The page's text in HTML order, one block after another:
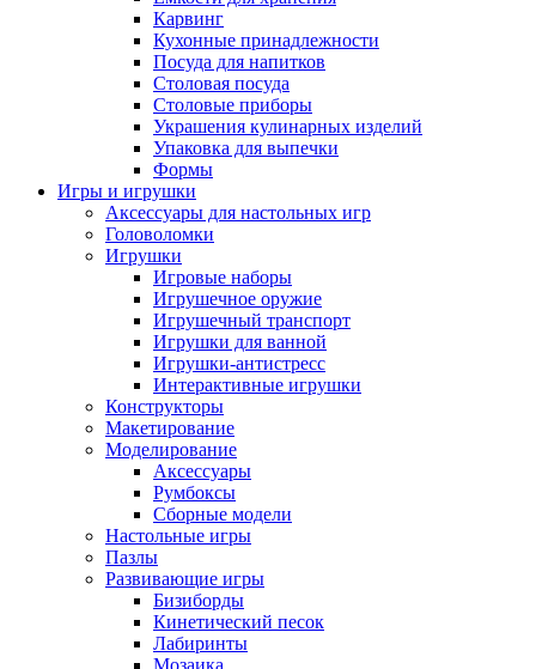
Карвинг
Кухонные принадлежности
Посуда для напитков
Столовая посуда
Столовые приборы
Украшения кулинарных изделий
Упаковка для выпечки
Формы
Игры и игрушки
Аксессуары для настольных игр
Головоломки
Игрушки
Игровые наборы
Игрушечное оружие
Игрушечный транспорт
Игрушки для ванной
Игрушки-антистресс
Интерактивные игрушки
Конструкторы
Макетирование
Моделирование
Аксессуары
Румбоксы
Сборные модели
Настольные игры
Пазлы
Развивающие игры
Бизиборды
Кинетический песок
Лабиринты
Мозаика